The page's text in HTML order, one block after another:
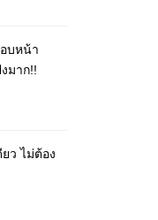
บหน้า
มาก!!
ว ไม่ต้อง